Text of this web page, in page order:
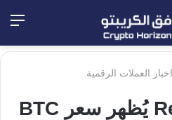
اخبار العملات الرقمية
خلل في Revolut يُظهر سعر BTC